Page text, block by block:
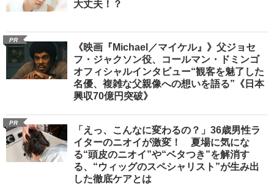
大丈夫！？
PR
《映画『Michael／マイケル』》父ジョセ
フ・ジャクソン役、コールマン・ドミンゴ
オフィシャルインタビュー“観客を魅了した
名優、複雑な父親像への想いを語る”《日本
興収70億円突破》
PR
「えっ、こんなに変わるの？」36歳男性ラ
イターのニオイが激変！ 夏場に気にな
る“頭皮のニオイ”や“ベタつき”を解消す
る、“ウィッグのスペシャリスト”が生み出
した徹底ケアとは